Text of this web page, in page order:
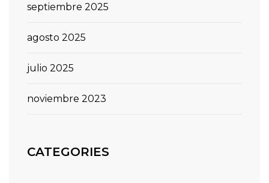
septiembre 2025
agosto 2025
julio 2025
noviembre 2023
CATEGORIES